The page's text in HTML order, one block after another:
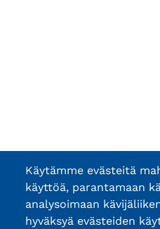
Käytämme evästeitä
käyttöä, parantamaan
analysoimaan
hyväksyä evästeiden